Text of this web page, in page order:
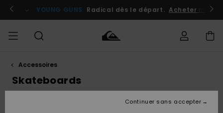
de
grille
des
produits
Se connecter / s'inscrire
YOUNG GUNS Radical dès le départ. Acheter
HOMME
Shop
Shop
Homme
commande
Accessoires
Skateboards
Ceintures Sous-
Continuer sans accepter